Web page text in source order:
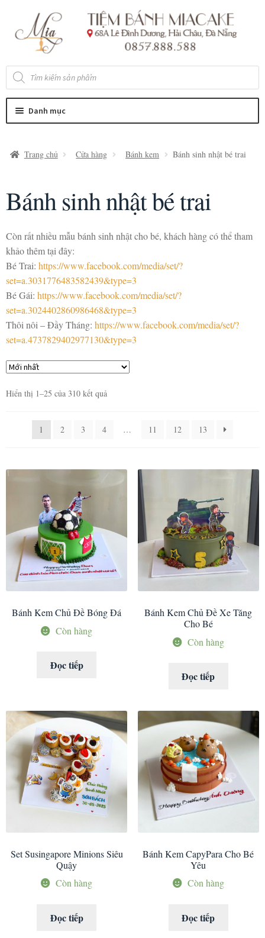
đến
Điều
đến
nội
Tìm
kiếm
sản
Danh mục
Trang chủ Cửa hàng Bánh kem Bánh sinh nhật bé trai
Bánh sinh nhật bé trai
Còn rất nhiều mẫu bánh sinh nhật cho bé, khách hàng có thể tham
khảo thêm tại đây:
Bé Trai: https://www.facebook.com/media/set/?
set=a.3031776483582439&type=3
Bé Gái: https://www.facebook.com/media/set/?
set=a.3024402860986468&type=3
Thôi nôi – Đầy Tháng: https://www.facebook.com/media/set/?
set=a.4737829402977130&type=3
Hiển thị 1–25 của 310 kết quả
1 2 3 4 … 11 12 13
Bánh Kem Chủ Đề Bóng Đá
Còn hàng
Đọc tiếp
Bánh Kem Chủ Đề Xe Tăng
Cho Bé
Còn hàng
Đọc tiếp
Set Susingapore Minions Siêu
Quậy
Còn hàng
Đọc tiếp
Bánh Kem CapyPara Cho Bé
Yêu
Còn hàng
Đọc tiếp